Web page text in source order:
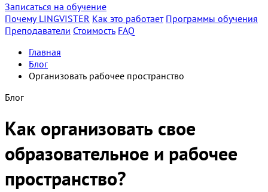
Записаться на обучение
Почему LINGVISTER Как это работает Программы обучения
Преподаватели Стоимость FAQ
Главная
Блог
Организовать рабочее пространство
Блог
Как организовать свое
образовательное и рабочее
пространство?